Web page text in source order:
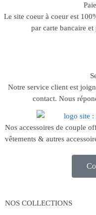
Le site coeur à coeur est
par carte bancaire
Notre service client est
contact. Nous
Nos accessoires de couple
vêtements & autres
NOS COLLECTIONS